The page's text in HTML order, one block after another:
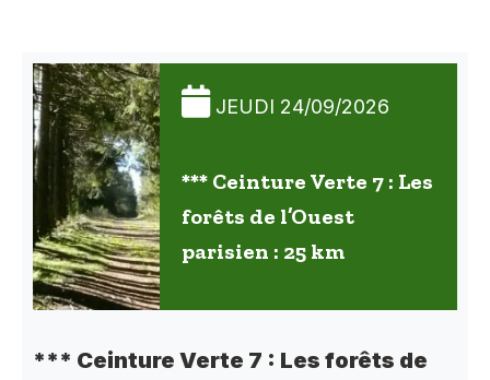
JEUDI 24/09/2026
*** Ceinture Verte 7 : Les
forêts de l’Ouest
parisien : 25 km
*** Ceinture Verte 7 : Les forêts de